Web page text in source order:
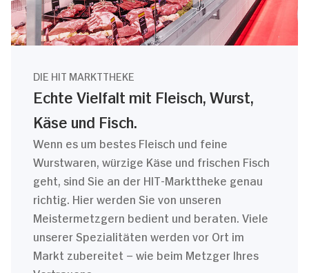
DIE HIT MARKTTHEKE
Echte Vielfalt mit Fleisch, Wurst,
Käse und Fisch.
Wenn es um bestes Fleisch und feine
Wurstwaren, würzige Käse und frischen Fisch
geht, sind Sie an der HIT-Markttheke genau
richtig. Hier werden Sie von unseren
Meistermetzgern bedient und beraten. Viele
unserer Spezialitäten werden vor Ort im
Markt zubereitet – wie beim Metzger Ihres